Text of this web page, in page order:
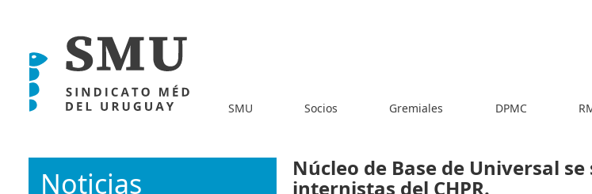
SMU Socios Gremiales DPMC
Núcleo de Base de Universal
internistas del CHPR.
Noticias